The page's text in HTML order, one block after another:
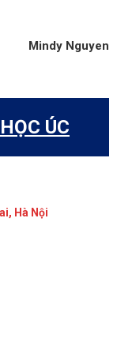
Mindy Nguyen
ÚC
Hà Nội